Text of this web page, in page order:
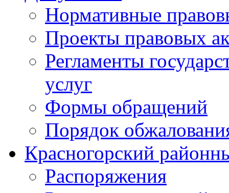
Нормативные
Проекты правовых
Регламенты
услуг
Формы обращений
Порядок
Красногорский
Распоряжения